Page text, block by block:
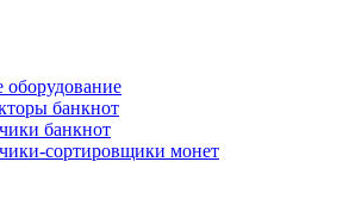
оборудование
банкнот
банкнот
сортировщики монет